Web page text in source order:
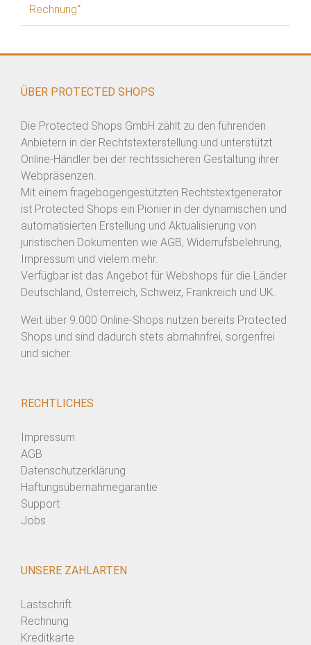
Rechnung“
ÜBER PROTECTED SHOPS
Die Protected Shops GmbH zählt zu den führenden
Anbietern in der Rechtstexterstellung und unterstützt
Online-Händler bei der rechtssicheren Gestaltung ihrer
Webpräsenzen.
Mit einem fragebogengestützten Rechtstextgenerator
ist Protected Shops ein Pionier in der dynamischen und
automatisierten Erstellung und Aktualisierung von
juristischen Dokumenten wie AGB, Widerrufsbelehrung,
Impressum und vielem mehr.
Verfügbar ist das Angebot für Webshops für die Länder
Deutschland, Österreich, Schweiz, Frankreich und UK.
Weit über 9.000 Online-Shops nutzen bereits Protected
Shops und sind dadurch stets abmahnfrei, sorgenfrei
und sicher.
RECHTLICHES
Impressum
AGB
Datenschutzerklärung
Haftungsübernahmegarantie
Support
Jobs
UNSERE ZAHLARTEN
Lastschrift
Rechnung
Kreditkarte